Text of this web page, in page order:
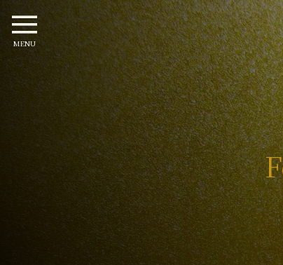
MENU